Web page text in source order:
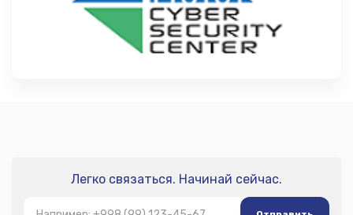
Легко связаться. Начинай сейчас.